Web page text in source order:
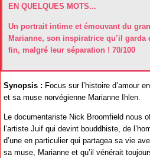
EN QUELQUES MOTS...
Un portrait intime et émouvant du
Marianne, son inspiratrice qu’il garda
fin, malgré leur séparation ! 70/100
Synopsis : Focus sur l’histoire d’amour
et sa muse norvégienne Marianne Ihlen.
Le documentariste Nick Broomfield nous
l’artiste Juif qui devint bouddhiste, de
d’une en particulier qui partagea sa vie
sa muse, Marianne et qu’il vénérait